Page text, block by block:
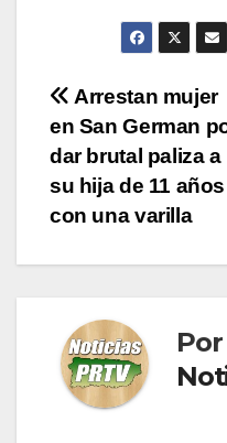
Navegación
de
entradas
Arrestan mujer
en San German
dar brutal paliza a
su hija de 11 años
con una varilla
Por